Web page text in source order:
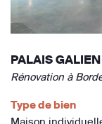
PALAIS GALIEN
Rénovation à
Type de bien